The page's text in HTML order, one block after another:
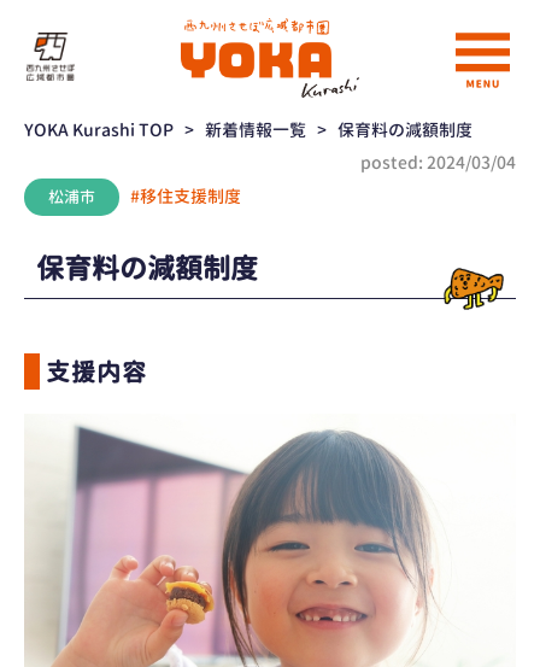
YOKA Kurashi TOP > 新着情報一覧 > 保育料の減額制度
posted: 2024/03/04
松浦市 #移住支援制度
保育料の減額制度
支援内容